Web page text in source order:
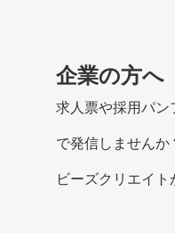
企業の方へ
求人票や採用パン
で発信しませんか
ビーズクリエイト